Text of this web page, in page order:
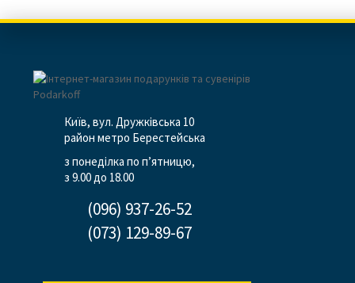
Київ, вул. Дружківська 10
район метро Берестейська
з понеділка по п’ятницю,
з 9.00 до 18.00
(096) 937-26-52
(073) 129-89-67